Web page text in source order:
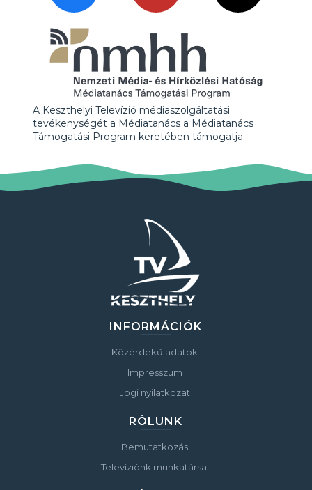
A Keszthelyi Televízió médiaszolgáltatási
tevékenységét a Médiatanács a Médiatanács
Támogatási Program keretében támogatja.
INFORMÁCIÓK
Közérdekű adatok
Impresszum
Jogi nyilatkozat
RÓLUNK
Bemutatkozás
Televíziónk munkatársai